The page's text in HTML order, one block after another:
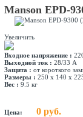
Manson EPD-
Увеличить
Входное напряжение :
Выходной ток : 28/33 А
Защита : от короткого
Размеры : 250 x 140 x
Вес : 9.5 кг
Цена: 0 руб.